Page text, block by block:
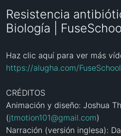
Resistencia
Biología |
https://alugha.com/FuseSchool
CRÉDITOS
Animación y diseño: Joshua
(jtmotion101@gmail.com)
Narración (versión inglesa):